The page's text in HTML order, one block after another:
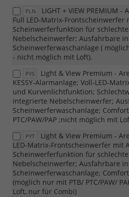
PLN
LIGHT + VIEW PREMIUM -
Full LED-Matrix-Frontscheinwerfer
Scheinwerferfunktion für
Nebelscheinwerfer; Ausfahrbare
Scheinwerferwaschanlage (
- nicht möglich mit Loft).
PYS
Light & View Premium -
KESSY-Alarmanlage; Voll-LED-
und Kurvenlichtfunktion;
integrierte Nebelscheinwerfer;
Scheinwerferwaschanlage;
PTC/PAW/PAP ;nicht möglich mit
PYT
Light & View Premium -
LED-Matrix-Frontscheinwerfer mit
Scheinwerferfunktion für
Nebelscheinwerfer; Ausfahrbare
Scheinwerferwaschanlage;
(möglich nur mit PTB/ PTC/PAW/
Loft, nur für Combi)